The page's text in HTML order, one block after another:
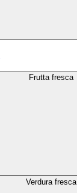
Frutta fresca
Verdura fresca